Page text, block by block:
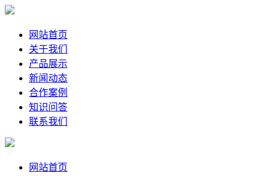
网站首页
关于我们
产品展示
新闻动态
合作案例
知识问答
联系我们
网站首页